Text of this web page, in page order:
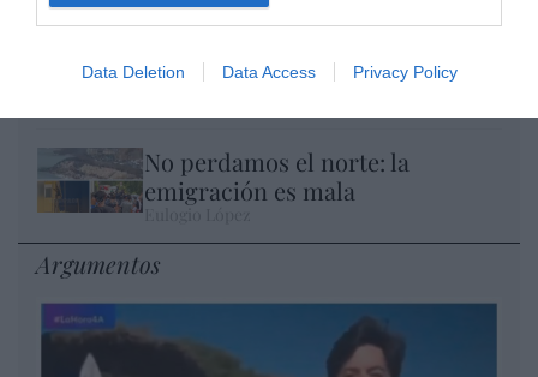
Data Deletion Data Access Privacy Policy
convertir al musulmán
No perdamos el norte: la
emigración es mala
Argumentos